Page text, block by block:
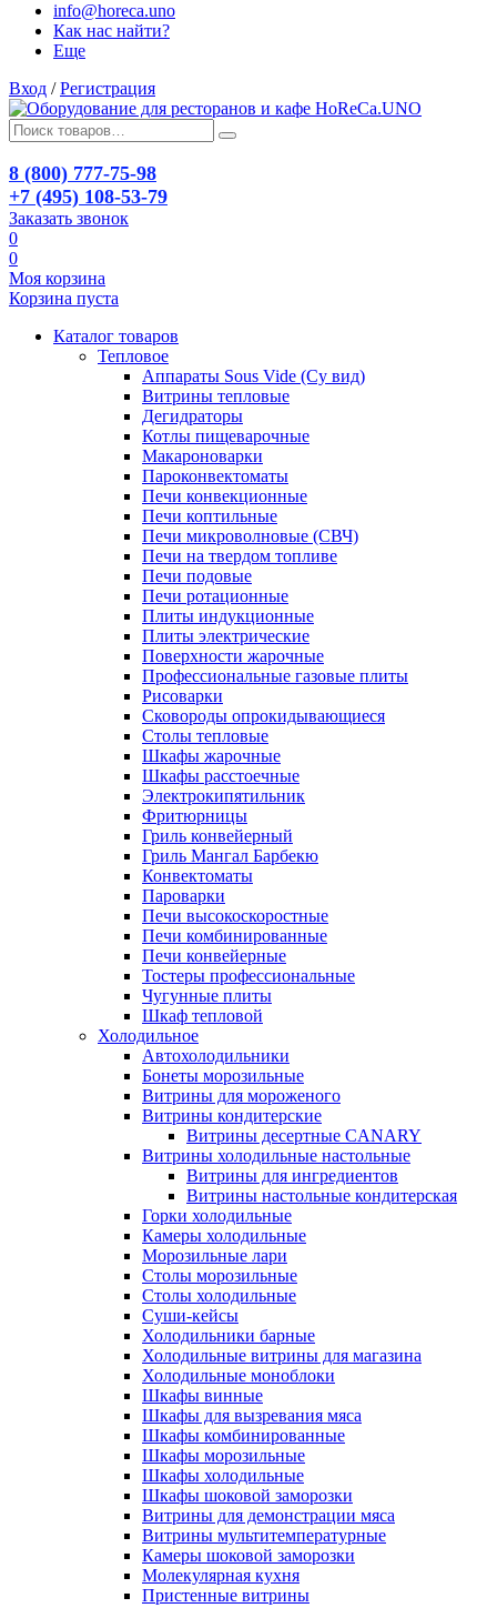
info@horeca.uno
Как нас найти?
Еще
Вход / Регистрация
8 (800) 777-75-98
+7 (495) 108-53-79
Заказать звонок
0
0
Моя корзина
Корзина пуста
Каталог товаров
Тепловое
Аппараты Sous Vide (Су вид)
Витрины тепловые
Дегидраторы
Котлы пищеварочные
Макароноварки
Пароконвектоматы
Печи конвекционные
Печи коптильные
Печи микроволновые (СВЧ)
Печи на твердом топливе
Печи подовые
Печи ротационные
Плиты индукционные
Плиты электрические
Поверхности жарочные
Профессиональные газовые плиты
Рисоварки
Сковороды опрокидывающиеся
Столы тепловые
Шкафы жарочные
Шкафы расстоечные
Электрокипятильник
Фритюрницы
Гриль конвейерный
Гриль Мангал Барбекю
Конвектоматы
Пароварки
Печи высокоскоростные
Печи комбинированные
Печи конвейерные
Тостеры профессиональные
Чугунные плиты
Шкаф тепловой
Холодильное
Автохолодильники
Бонеты морозильные
Витрины для мороженого
Витрины кондитерские
Витрины десертные CANARY
Витрины холодильные настольные
Витрины для ингредиентов
Витрины настольные кондитерская
Горки холодильные
Камеры холодильные
Морозильные лари
Столы морозильные
Столы холодильные
Суши-кейсы
Холодильники барные
Холодильные витрины для магазина
Холодильные моноблоки
Шкафы винные
Шкафы для вызревания мяса
Шкафы комбинированные
Шкафы морозильные
Шкафы холодильные
Шкафы шоковой заморозки
Витрины для демонстрации мяса
Витрины мультитемпературные
Камеры шоковой заморозки
Молекулярная кухня
Пристенные витрины